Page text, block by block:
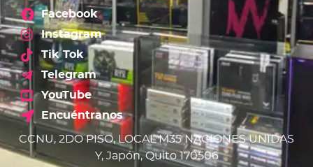
Facebook
Instagram
Tik Tok
Telegram
YouTube
Encuéntranos
CCNU, 2DO PISO, LOCAL M35 NACIONES UNIDAS
Y, Japón, Quito 170506